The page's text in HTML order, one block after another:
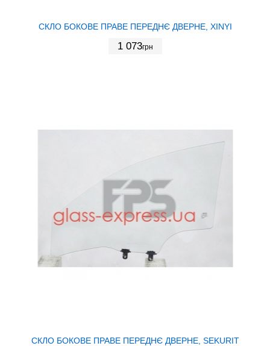
СКЛО БОКОВЕ ПРАВЕ ПЕРЕДНЄ ДВЕРНЕ, XINYI
1 073грн
СКЛО БОКОВЕ ПРАВЕ ПЕРЕДНЄ ДВЕРНЕ, SEKURIT